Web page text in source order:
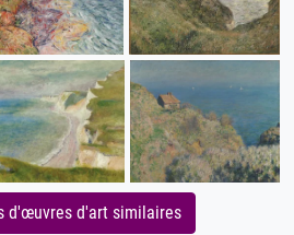
d'œuvres d'art similaires